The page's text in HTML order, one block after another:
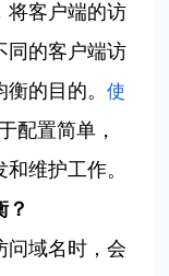
将客户端的访
同的客户端访
衡的目的。使
配置简单，
维护工作。
？
问域名时，会